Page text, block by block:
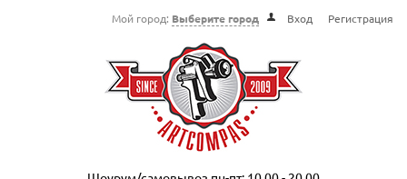
Мой город: Выберите город Вход Регистрация